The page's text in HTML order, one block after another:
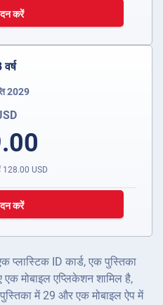
करें
वर्ष
2029
128.00 USD
करें
प्लास्टिक ID कार्ड, एक पुस्तिका
मोबाइल एप्लिकेशन शामिल है,
में 29 और एक मोबाइल ऐप में